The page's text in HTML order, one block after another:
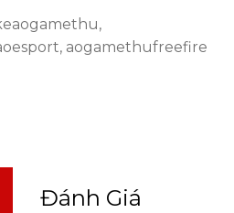
,
, aogamethufreefire
Đánh Giá